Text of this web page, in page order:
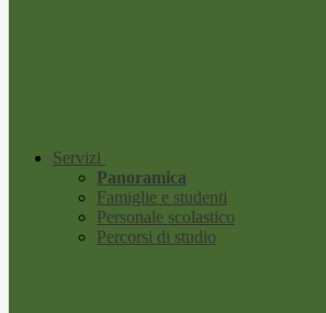
Servizi
Panoramica
Famiglie e studenti
Personale scolastico
Percorsi di studio